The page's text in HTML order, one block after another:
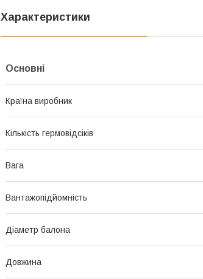
Характеристики
Основні
Країна виробник
Кількість гермовідсіків
Вага
Вантажопідйомність
Діаметр балона
Довжина